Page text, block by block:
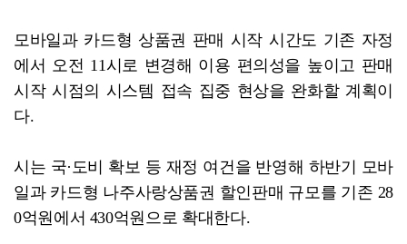
모바일과 카드형 상품권 판매 시작 시간도 기존 자정
에서 오전 11시로 변경해 이용 편의성을 높이고 판매
시작 시점의 시스템 접속 집중 현상을 완화할 계획이
다.
시는 국·도비 확보 등 재정 여건을 반영해 하반기 모바
일과 카드형 나주사랑상품권 할인판매 규모를 기존 28
0억원에서 430억원으로 확대한다.